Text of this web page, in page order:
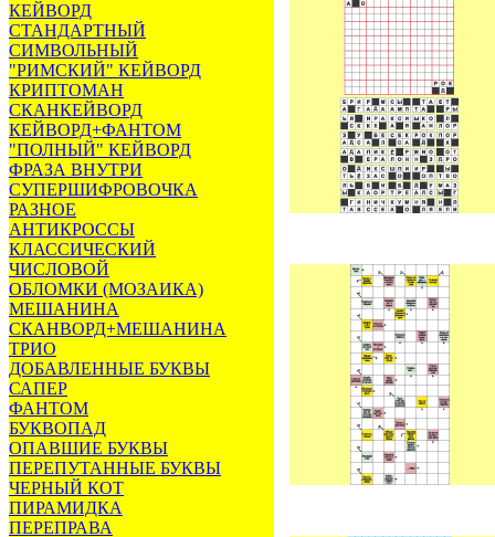
КЕЙВОРД
СТАНДАРТНЫЙ
СИМВОЛЬНЫЙ
"РИМСКИЙ" КЕЙВОРД
КРИПТОМАН
СКАНКЕЙВОРД
КЕЙВОРД+ФАНТОМ
"ПОЛНЫЙ" КЕЙВОРД
ФРАЗА ВНУТРИ
СУПЕРШИФРОВОЧКА
РАЗНОЕ
АНТИКРОССЫ
КЛАССИЧЕСКИЙ
ЧИСЛОВОЙ
ОБЛОМКИ (МОЗАИКА)
МЕШАНИНА
СКАНВОРД+МЕШАНИНА
ТРИО
ДОБАВЛЕННЫЕ БУКВЫ
САПЕР
ФАНТОМ
БУКВОПАД
ОПАВШИЕ БУКВЫ
ПЕРЕПУТАННЫЕ БУКВЫ
ЧЕРНЫЙ КОТ
ПИРАМИДКА
ПЕРЕПРАВА